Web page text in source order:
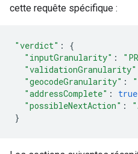
cette requête spécifique :
"verdict" :
{
"inputGranularity" :
"validationGranularity"
"geocodeGranularity" :
"addressComplete" : true
"possibleNextAction" :
}